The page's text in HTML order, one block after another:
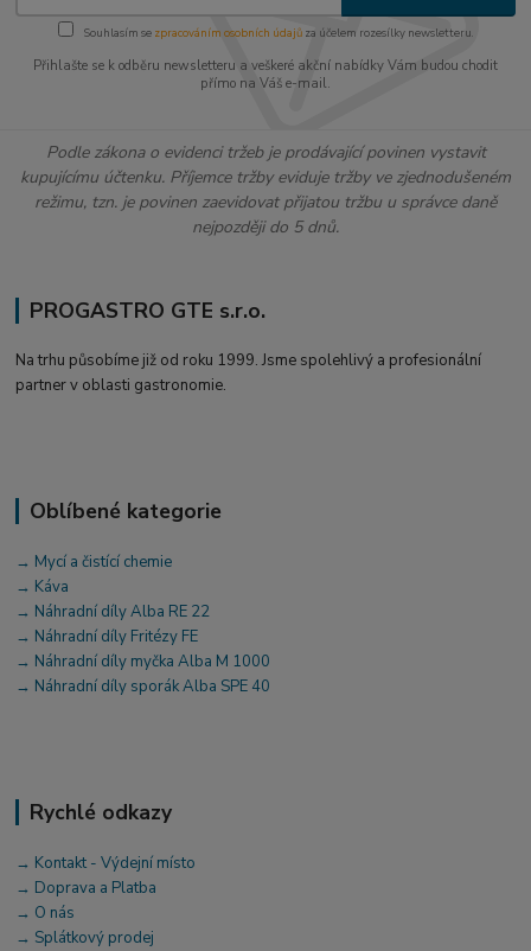
Souhlasím se zpracováním osobních údajůza účelem rozesílky newsletteru.
Přihlašte se k odběru newsletteru a veškeré akční nabídky Vám budou chodit
přímo na Váš e-mail.
Podle zákona o evidenci tržeb je prodávající povinen vystavit
kupujícímu účtenku. Příjemce tržby eviduje tržby ve zjednodušeném
režimu, tzn. je povinen zaevidovat přijatou tržbu u správce daně
nejpozději do 5 dnů.
PROGASTRO GTE s.r.o.
Na trhu působíme již od roku 1999. Jsme spolehlivý a profesionální
partner v oblasti gastronomie.
Oblíbené kategorie
→ Mycí a čistící chemie
→ Káva
→ Náhradní díly Alba RE 22
→ Náhradní díly Fritézy FE
→ Náhradní díly myčka Alba M 1000
→ Náhradní díly sporák Alba SPE 40
Rychlé odkazy
→ Kontakt - Výdejní místo
→ Doprava a Platba
→ O nás
→ Splátkový prodej